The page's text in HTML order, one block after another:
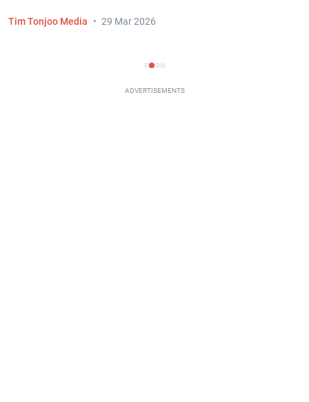
Tim Tonjoo Media 29 Mar 2026
ADVERTISEMENTS